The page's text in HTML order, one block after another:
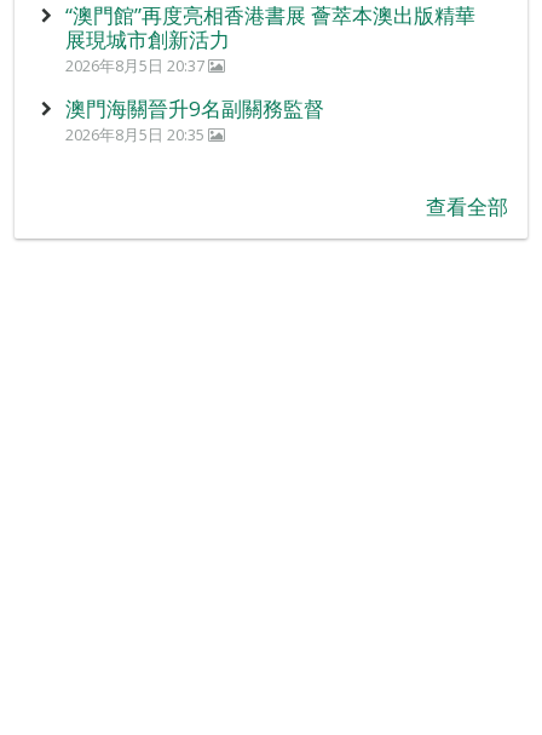
“澳門館”再度亮相香港書展 薈萃本澳出版精華
展現城市創新活力
2026年8月5日 20:37
澳門海關晉升9名副關務監督
2026年8月5日 20:35
查看全部